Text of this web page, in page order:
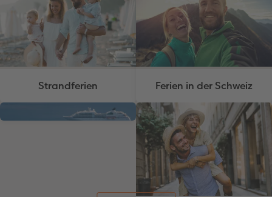
Strandferien Ferien in der Schweiz